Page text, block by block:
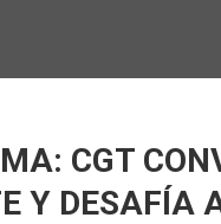
CGT
Y DESAFÍA